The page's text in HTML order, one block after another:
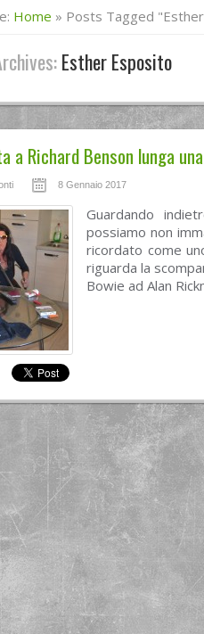
Home » Posts Tagged
Esther Esposito
a Richard Benson lunga
8 Gennaio 2017
Guardando
possiamo non
ricordato come
riguarda la
Bowie ad Alan